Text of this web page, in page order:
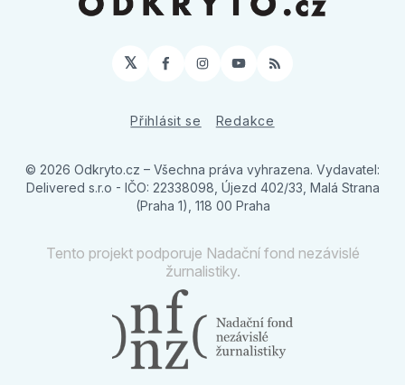
𝕏 Facebook
Instagram
YouTube
RSS
Přihlásit se Redakce
© 2026 Odkryto.cz – Všechna práva vyhrazena. Vydavatel:
Delivered s.r.o - IČO: 22338098, Újezd 402/33, Malá Strana
(Praha 1), 118 00 Praha
Tento projekt podporuje Nadační fond nezávislé
žurnalistiky.